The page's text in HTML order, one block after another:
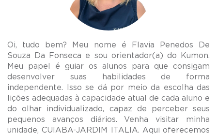
Oi, tudo bem? Meu nome é Flavia Penedos De
Souza Da Fonseca e sou orientador(a) do Kumon.
Meu papel é guiar os alunos para que consigam
desenvolver suas habilidades de forma
independente. Isso se dá por meio da escolha das
lições adequadas à capacidade atual de cada aluno e
do olhar individualizado, capaz de perceber seus
pequenos avanços diários. Venha visitar minha
unidade, CUIABA-JARDIM ITALIA. Aqui oferecemos